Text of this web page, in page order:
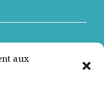
aux